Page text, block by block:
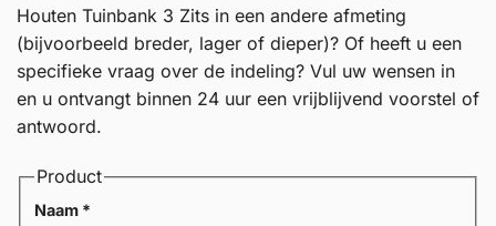
Houten Tuinbank 3 Zits in een andere afmeting
(bijvoorbeeld breder, lager of dieper)? Of heeft u een
specifieke vraag over de indeling? Vul uw wensen in
en u ontvangt binnen 24 uur een vrijblijvend voorstel of
antwoord.
Product
Naam *